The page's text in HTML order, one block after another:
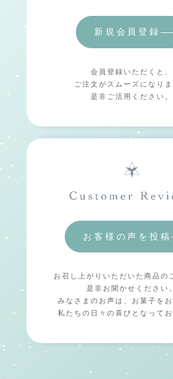
新規会員登録
会員登録いただくと、
ご注文がスムーズになりま
是非ご活用ください。
お客様の声を投稿
お召し上がりいただいた商品の
是非お聞かせください。
みなさまのお声は、お菓子を
私たちの日々の喜びとなってお